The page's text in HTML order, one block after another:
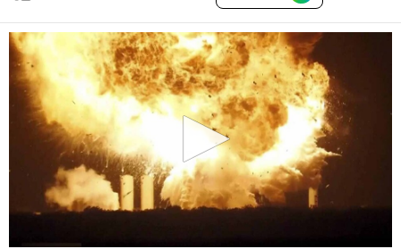
भारतीय अंतरिक्ष यात्री ग्रुप कैप्टन शुभांशु शुक्ला की अंतरिक्ष
स्टेशन यात्रा एक बार फिर टल गई है. नासा ने एक्सिओम
मिशन 4 (Ax-4) के लॉन्च को, जो 22 जून 2025 को होने
वाला था, स्थगित कर दिया है. यह मिशन भारत, पोलैंड और
हंगरी के लिए ऐतिहासिक है, क्योंकि यह इन देशों की 40 साल
बाद पहली मानव अंतरिक्ष उड़ान होगी. लेकिन बार-बार देरी ने